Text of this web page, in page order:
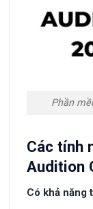
Phần
Các tính
Audition
Có khả năng